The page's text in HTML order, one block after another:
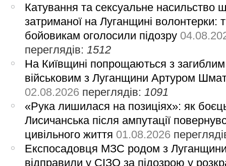
Катування та сексуальне насильство
затриманої на Луганщині волонтерки:
бойовикам оголосили підозру
переглядів: 1512
На Київщині попрощаються з загиблим
військовим з Луганщини Артуром
02.08.2026 переглядів: 1091
«Рука лишилася на позиціях»: як
Лисичанська після ампутації
цивільного життя 01.08.2026
Експосадовця МЗС родом з
відправили у СІЗО за підозрою у